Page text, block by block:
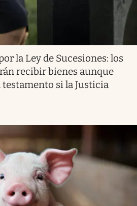
la Ley de Sucesiones: los
recibir bienes aunque
si la Justicia